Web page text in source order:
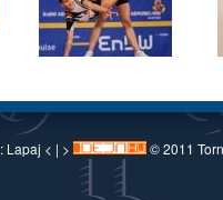
Lapaj < | > © 2011